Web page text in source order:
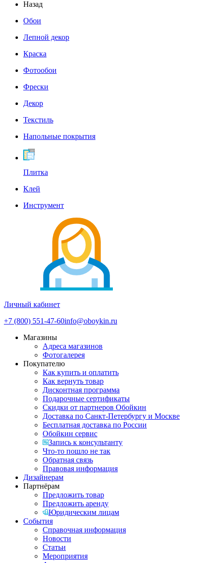
Назад
Обои
Лепной декор
Краска
Фотообои
Фрески
Декор
Текстиль
Напольные покрытия
Плитка
Клей
Инструмент
Личный кабинет
+7 (800) 551-47-60info@oboykin.ru
Магазины
Адреса магазинов
Фотогалерея
Покупателю
Как купить и оплатить
Как вернуть товар
Дисконтная программа
Подарочные сертификаты
Скидки от партнеров Обойкин
Доставка по Санкт-Петербургу и Москве
Бесплатная доставка по России
Обойкин сервис
Запись к консультанту
Что-то пошло не так
Обратная связь
Правовая информация
Дизайнерам
Партнёрам
Предложить товар
Предложить аренду
Юридическим лицам
События
Справочная информация
Новости
Статьи
Мероприятия